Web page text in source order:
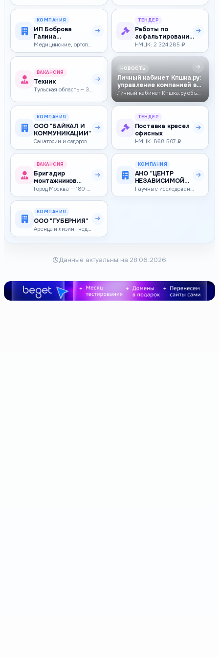
КОМПАНИЯ
ИП Боброва
Галина
Евгеньевна
Медицинские, ортопедические изделия
ТЕНДЕР
Работы по
асфальтированию
придомовых
территорий к
домам…
НМЦК: 2 324 285 ₽
ВАКАНСИЯ
Техник
НОВОСТЬ
Личный кабинет Кпшка.ру:
управление компанией в
одном м…
Личный кабинет Кпшка.ру объединяет профиль компании, закупки, отклики,…
КОМПАНИЯ
ООО "БАЙКАЛ И
КОММУНИКАЦИИ"
Санатории и оздоровительные учреждения
ТЕНДЕР
Поставка кресел
офисных
НМЦК: 868 507 ₽
ВАКАНСИЯ
Бригадир
монтажников
связи
Город Москва — 180 000–180 000 ₽
КОМПАНИЯ
АНО "ЦЕНТР
НЕЗАВИСИМОЙ
ЭКСПЕРТИЗЫ
"ФОРПОСТ"
Научные исследования и разработки
КОМПАНИЯ
ООО "ГУБЕРНИЯ"
Аренда и лизинг недвижимости, обмен, приватизация
Данные актуальны на 28.06.2026